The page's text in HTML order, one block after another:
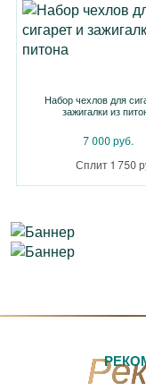
Набор чехлов для
зажигалки из
7 000 руб.
Сплит 1 750